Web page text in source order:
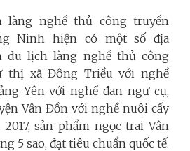
làng nghề thủ công truyền
Ninh hiện có một số địa
du lịch làng nghề thủ công
thị xã Đông Triều với nghề
Yên với nghề đan ngư cụ,
Vân Đồn với nghề nuôi cấy
sản phẩm ngọc trai Vân
5 sao, đạt tiêu chuẩn quốc tế.